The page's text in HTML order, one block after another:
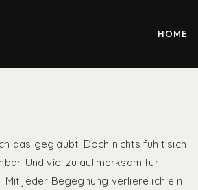
HOME
das geglaubt. Doch nichts fühlt sich
Und viel zu aufmerksam für
jeder Begegnung verliere ich ein